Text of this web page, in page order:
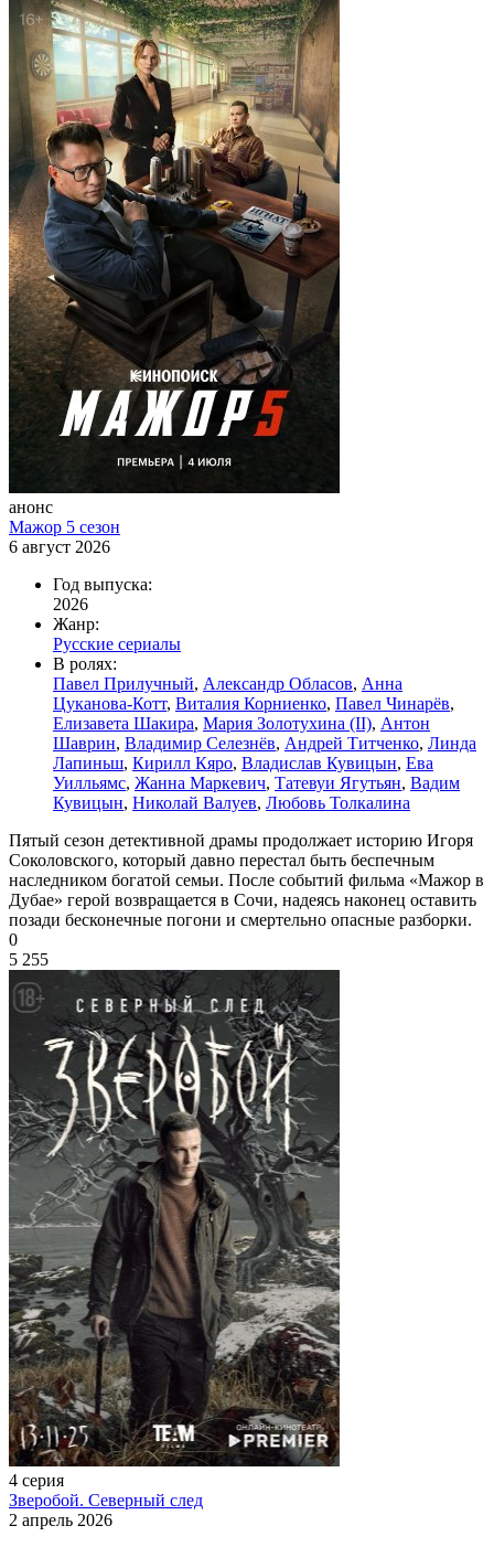
анонс
Мажор 5 сезон
6 август 2026
Год выпуска:
2026
Жанр:
Русские сериалы
В ролях:
Павел Прилучный, Александр Обласов, Анна
Цуканова-Котт, Виталия Корниенко, Павел Чинарёв,
Елизавета Шакира, Мария Золотухина (II), Антон
Шаврин, Владимир Селезнёв, Андрей Титченко, Линда
Лапиньш, Кирилл Кяро, Владислав Кувицын, Ева
Уилльямс, Жанна Маркевич, Татевуи Ягутьян, Вадим
Кувицын, Николай Валуев, Любовь Толкалина
Пятый сезон детективной драмы продолжает историю Игоря
Соколовского, который давно перестал быть беспечным
наследником богатой семьи. После событий фильма «Мажор в
Дубае» герой возвращается в Сочи, надеясь наконец оставить
позади бесконечные погони и смертельно опасные разборки.
0
5 255
4 серия
Зверобой. Северный след
2 апрель 2026